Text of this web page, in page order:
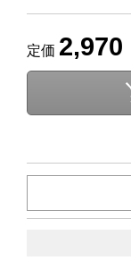
定価 2,970